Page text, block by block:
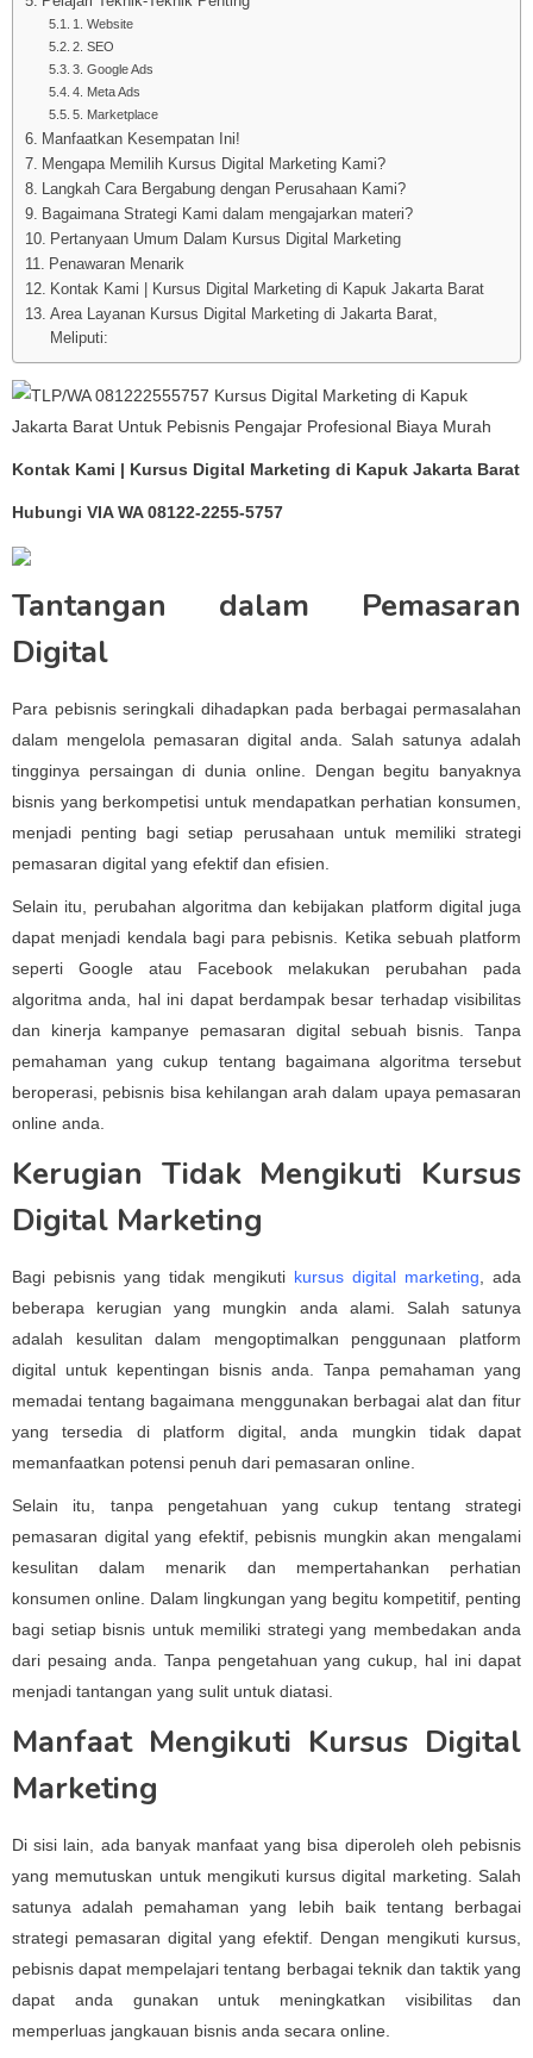
1. Website
2. SEO
3. Google Ads
4. Meta Ads
5. Marketplace
Manfaatkan Kesempatan Ini!
Mengapa Memilih Kursus Digital Marketing Kami?
Langkah Cara Bergabung dengan Perusahaan Kami?
Bagaimana Strategi Kami dalam mengajarkan materi?
Pertanyaan Umum Dalam Kursus Digital Marketing
Penawaran Menarik
Kontak Kami | Kursus Digital Marketing di Kapuk Jakarta Barat
Area Layanan Kursus Digital Marketing di Jakarta Barat,
Meliputi:
Kontak Kami | Kursus Digital Marketing di Kapuk Jakarta Barat
Hubungi VIA WA 08122-2255-5757
Tantangan dalam Pemasaran
Digital
Para pebisnis seringkali dihadapkan pada berbagai permasalahan
dalam mengelola pemasaran digital anda. Salah satunya adalah
tingginya persaingan di dunia online. Dengan begitu banyaknya
bisnis yang berkompetisi untuk mendapatkan perhatian konsumen,
menjadi penting bagi setiap perusahaan untuk memiliki strategi
pemasaran digital yang efektif dan efisien.
Selain itu, perubahan algoritma dan kebijakan platform digital juga
dapat menjadi kendala bagi para pebisnis. Ketika sebuah platform
seperti Google atau Facebook melakukan perubahan pada
algoritma anda, hal ini dapat berdampak besar terhadap visibilitas
dan kinerja kampanye pemasaran digital sebuah bisnis. Tanpa
pemahaman yang cukup tentang bagaimana algoritma tersebut
beroperasi, pebisnis bisa kehilangan arah dalam upaya pemasaran
online anda.
Kerugian Tidak Mengikuti Kursus
Digital Marketing
Bagi pebisnis yang tidak mengikuti kursus digital marketing , ada
beberapa kerugian yang mungkin anda alami. Salah satunya
adalah kesulitan dalam mengoptimalkan penggunaan platform
digital untuk kepentingan bisnis anda. Tanpa pemahaman yang
memadai tentang bagaimana menggunakan berbagai alat dan fitur
yang tersedia di platform digital, anda mungkin tidak dapat
memanfaatkan potensi penuh dari pemasaran online.
Selain itu, tanpa pengetahuan yang cukup tentang strategi
pemasaran digital yang efektif, pebisnis mungkin akan mengalami
kesulitan dalam menarik dan mempertahankan perhatian
konsumen online. Dalam lingkungan yang begitu kompetitif, penting
bagi setiap bisnis untuk memiliki strategi yang membedakan anda
dari pesaing anda. Tanpa pengetahuan yang cukup, hal ini dapat
menjadi tantangan yang sulit untuk diatasi.
Manfaat Mengikuti Kursus Digital
Marketing
Di sisi lain, ada banyak manfaat yang bisa diperoleh oleh pebisnis
yang memutuskan untuk mengikuti kursus digital marketing. Salah
satunya adalah pemahaman yang lebih baik tentang berbagai
strategi pemasaran digital yang efektif. Dengan mengikuti kursus,
pebisnis dapat mempelajari tentang berbagai teknik dan taktik yang
dapat anda gunakan untuk meningkatkan visibilitas dan
memperluas jangkauan bisnis anda secara online.